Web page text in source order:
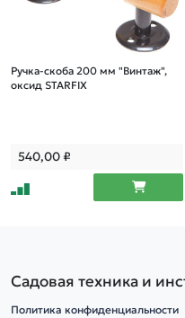
Ручка-скоба 200 мм "Винтаж",
оксид STARFIX
540,00₽
Садовая техника и
Политика конфиденциальности